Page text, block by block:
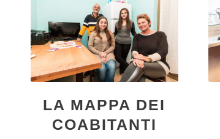
LA MAPPA DEI
COABITANTI